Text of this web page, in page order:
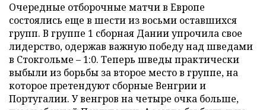
Очередные отборочные матчи в Европе
состоялись еще в шести из восьми оставшихся
групп. В группе 1 сборная Дании упрочила свое
лидерство, одержав важную победу над шведами
в Стокгольме – 1:0. Теперь шведы практически
выбыли из борьбы за второе место в группе, на
которое претендуют сборные Венгрии и
Португалии. У венгров на четыре очка больше,